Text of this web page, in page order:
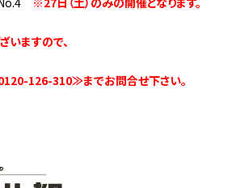
いますので、
126-310≫までお問合せ下さい。